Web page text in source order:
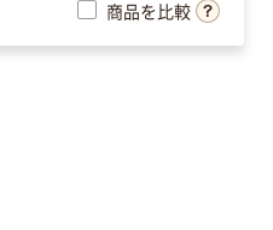
商品を比較